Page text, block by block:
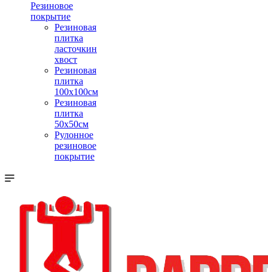
Резиновое
покрытие
Резиновая
плитка
ласточкин
хвост
Резиновая
плитка
100х100см
Резиновая
плитка
50х50см
Рулонное
резиновое
покрытие